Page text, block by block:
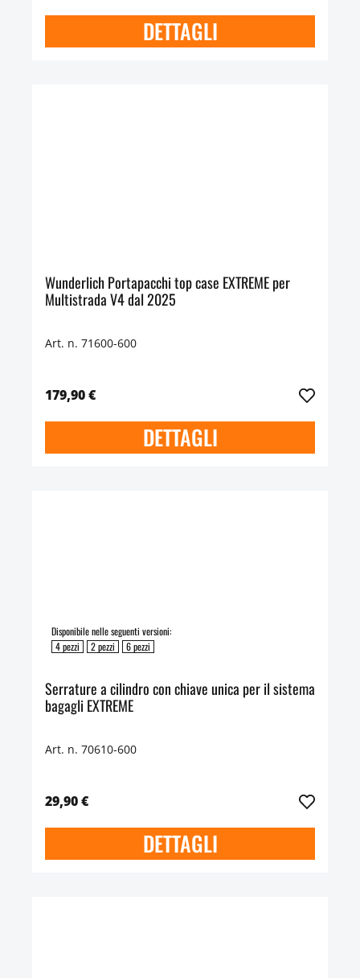
DETTAGLI
Wunderlich Portapacchi top case EXTREME per
Multistrada V4 dal 2025
Art. n. 71600-600
179,90 €
DETTAGLI
Disponibile nelle seguenti versioni:
4 pezzi
2 pezzi 6 pezzi
Serrature a cilindro con chiave unica per il sistema
bagagli EXTREME
Art. n. 70610-600
29,90 €
DETTAGLI